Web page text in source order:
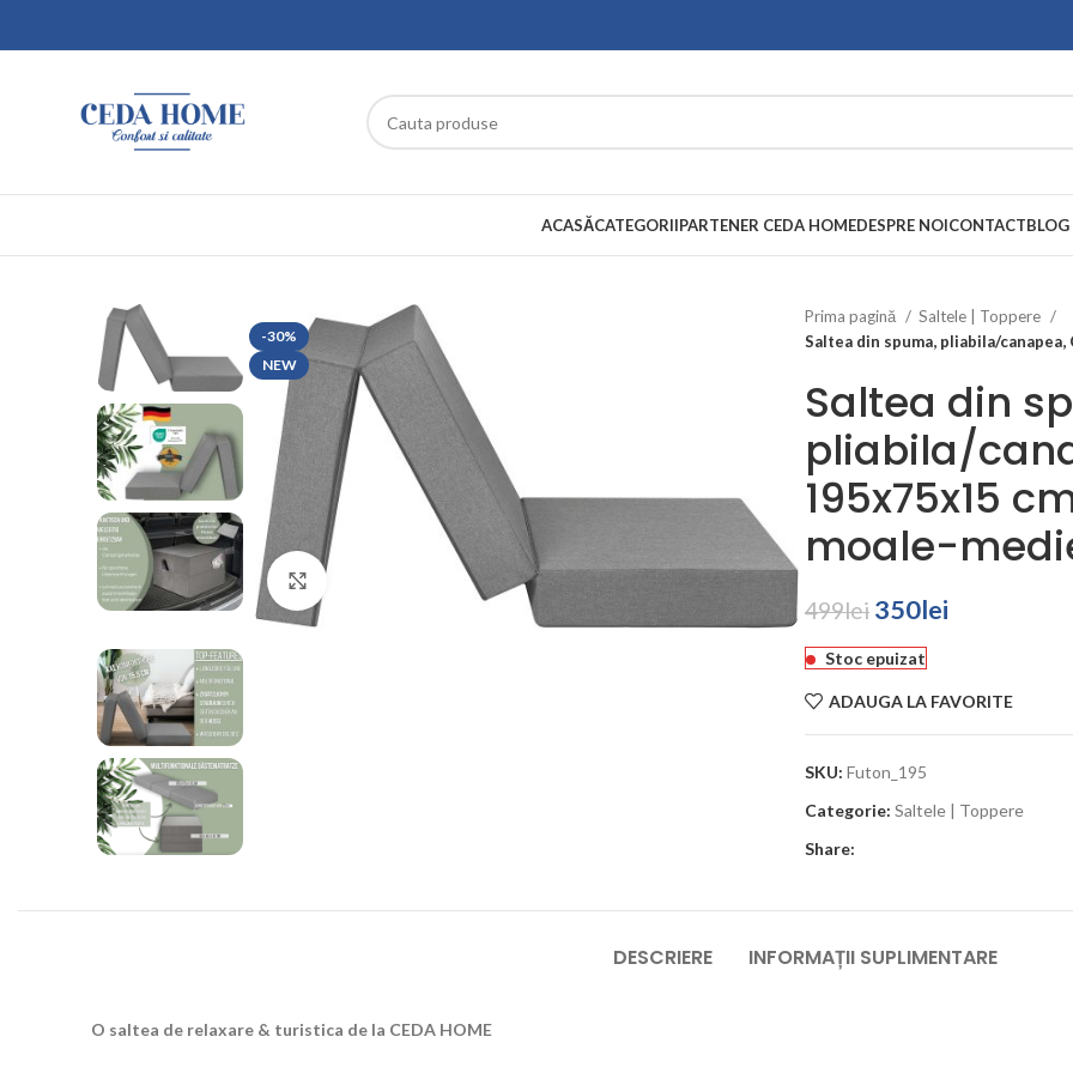
ACASĂCATEGORIIPARTENER CEDA HOMEDESPRE NOICONTACTBLOG
-30%
NEW
Prima pagină
Saltele | Toppere
Saltea din spuma, pliabila/
Saltea din
pliabila/
195x75x15
moale-
499lei 350lei
Stoc epuizat
ADAUGA LA FAVORITE
SKU: Futon_195
Categorie: Saltele | Toppere
Share:
DESCRIERE INFORMAȚII SUPLIMENTARE
O saltea de relaxare & turistica de la CEDA HOME